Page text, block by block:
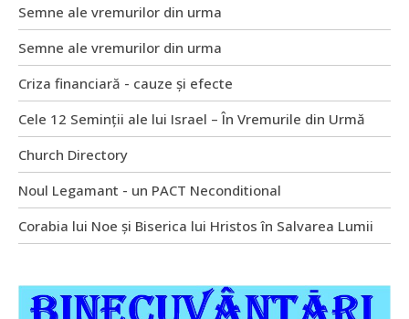
Semne ale vremurilor din urma
Semne ale vremurilor din urma
Criza financiară - cauze și efecte
Cele 12 Seminții ale lui Israel – În Vremurile din Urmă
Church Directory
Noul Legamant - un PACT Neconditional
Corabia lui Noe și Biserica lui Hristos în Salvarea Lumii